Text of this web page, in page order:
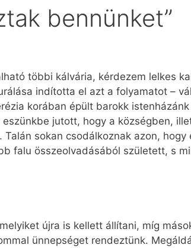
bennünket”
többi kálvária, kérdezem lelkes
indította el azt a folyamatot –
korában épült barokk
jutott, hogy a községben,
sokan csodálkoznak azon,
falu összeolvadásából született, s
újra is kellett állítani, míg
ünnepséget rendeztünk.